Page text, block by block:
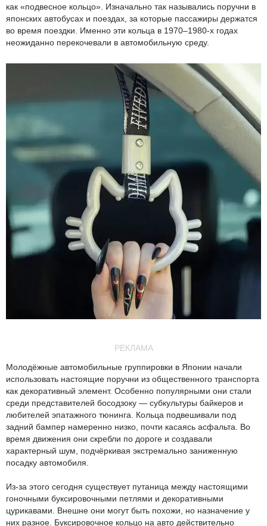
как «подвесное кольцо». Изначально так назывались поручни в
японских автобусах и поездах, за которые пассажиры держатся
во время поездки. Именно эти кольца в 1970–1980-х годах
неожиданно перекочевали в автомобильную среду.
РЕКЛАМА
Молодёжные автомобильные группировки в Японии начали
использовать настоящие поручни из общественного транспорта
как декоративный элемент. Особенно популярными они стали
среди представителей босодзоку — субкультуры байкеров и
любителей эпатажного тюнинга. Кольца подвешивали под
задний бампер намеренно низко, почти касаясь асфальта. Во
время движения они скребли по дороге и создавали
характерный шум, подчёркивая экстремально заниженную
посадку автомобиля.
Из-за этого сегодня существует путаница между настоящими
гоночными буксировочными петлями и декоративными
цурикавами. Внешне они могут быть похожи, но назначение у
них разное. Буксировочное кольцо на авто действительно